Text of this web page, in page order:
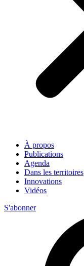
À propos
Publications
Agenda
Dans les territoires
Innovations
Vidéos
S'abonner